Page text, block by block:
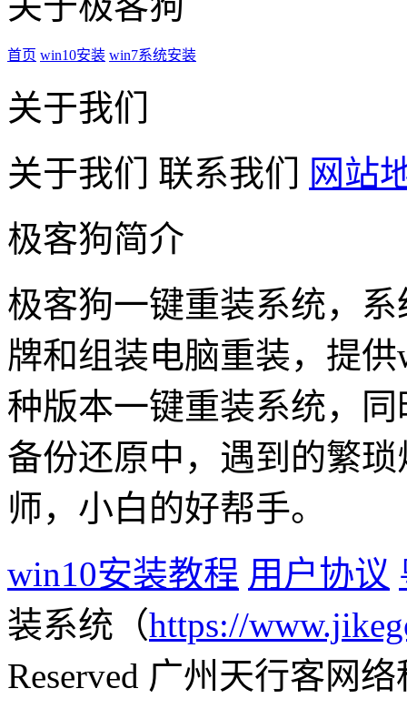
首页 win10安装 win7系统安装
关于我们
关于我们
联系我们
网站
极客狗简介
极客狗一键重装系统，
牌和组装电脑重装，提
种版本一键重装系统，
备份还原中，遇到的繁
师，小白的好帮手。
win10安装教程 用户协议
装系统（https://
Reserved 广州天行客网